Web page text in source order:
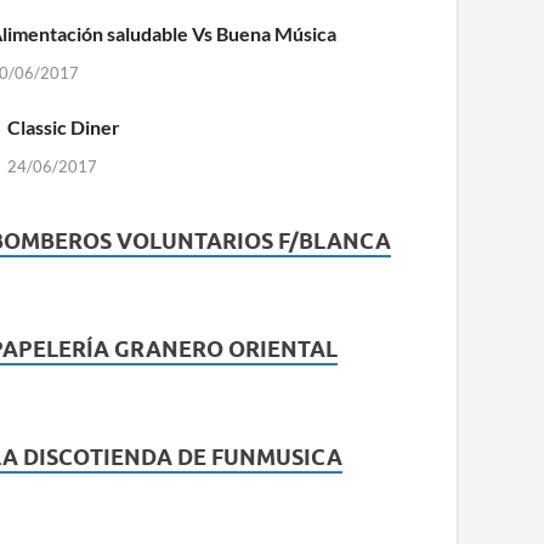
saludable Vs Buena Música
06/2017
Classic Diner
24/06/2017
VOLUNTARIOS F/BLANCA
GRANERO ORIENTAL
DISCOTIENDA DE FUNMUSICA